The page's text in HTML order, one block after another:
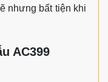
nhưng bất tiện khi
AC399